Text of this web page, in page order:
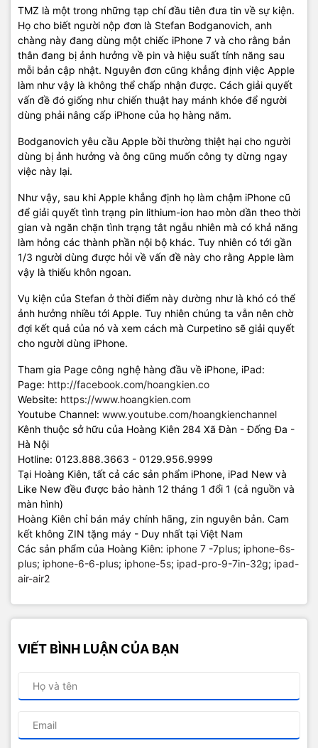
TMZ là một trong những tạp chí đầu tiên đưa tin về sự kiện.
Họ cho biết người nộp đơn là Stefan Bodganovich, anh
chàng này đang dùng một chiếc iPhone 7 và cho rằng bản
thân đang bị ảnh hưởng về pin và hiệu suất tính năng sau
mỗi bản cập nhật. Nguyên đơn cũng khẳng định việc Apple
làm như vậy là không thể chấp nhận được. Cách giải quyết
vấn đề đó giống như chiến thuật hay mánh khóe để người
dùng phải nâng cấp iPhone của họ hàng năm.
Bodganovich yêu cầu Apple bồi thường thiệt hại cho người
dùng bị ảnh hưởng và ông cũng muốn công ty dừng ngay
việc này lại.
Như vậy, sau khi Apple khẳng định họ làm chậm iPhone cũ
để giải quyết tình trạng pin lithium-ion hao mòn dần theo thời
gian và ngăn chặn tình trạng tắt ngẫu nhiên mà có khả năng
làm hỏng các thành phần nội bộ khác. Tuy nhiên có tới gần
1/3 người dùng được hỏi về vấn đề này cho rằng Apple làm
vậy là thiếu khôn ngoan.
Vụ kiện của Stefan ở thời điểm này dường như là khó có thể
ảnh hưởng nhiều tới Apple. Tuy nhiên chúng ta vẫn nên chờ
đợi kết quả của nó và xem cách mà Curpetino sẽ giải quyết
cho người dùng iPhone.
Tham gia Page công nghệ hàng đầu về iPhone, iPad:
Page: http://facebook.com/hoangkien.co
Website: https://www.hoangkien.com
Youtube Channel: www.youtube.com/hoangkienchannel
Kênh thuộc sở hữu của Hoàng Kiên 284 Xã Đàn - Đống Đa -
Hà Nội
Hotline: 0123.888.3663 - 0129.956.9999
Tại Hoàng Kiên, tất cả các sản phẩm iPhone, iPad New và
Like New đều được bảo hành 12 tháng 1 đổi 1 (cả nguồn và
màn hình)
Hoàng Kiên chỉ bán máy chính hãng, zin nguyên bản. Cam
kết không ZIN tặng máy - Duy nhất tại Việt Nam
Các sản phẩm của Hoàng Kiên: iphone 7 -7plus; iphone-6s-
plus; iphone-6-6-plus; iphone-5s; ipad-pro-9-7in-32g; ipad-
air-air2
VIẾT BÌNH LUẬN CỦA BẠN